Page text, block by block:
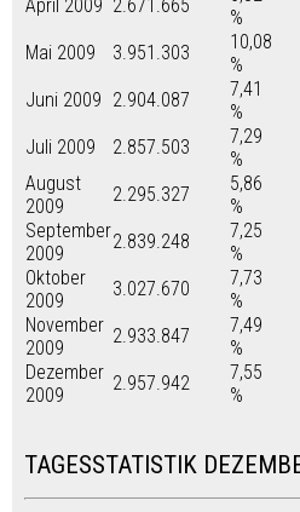
April 2009 2.671.665
%
Mai 2009
3.951.303
10,08
%
Juni 2009 2.904.087
7,41
%
Juli 2009
2.857.503
7,29
%
August
2009
2.295.327
5,86
%
September
2009
2.839.248
7,25
%
Oktober
2009
3.027.670
7,73
%
November
2009
2.933.847
7,49
%
Dezember
2009
2.957.942
7,55
%
TAGESSTATISTIK